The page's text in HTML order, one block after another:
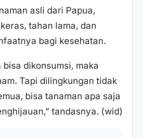
asli dari Papua,
tahan lama, dan
bagi kesehatan.
dikonsumsi, maka
Tapi dilingkungan tidak
bisa tanaman apa saja
tandasnya. (wid)